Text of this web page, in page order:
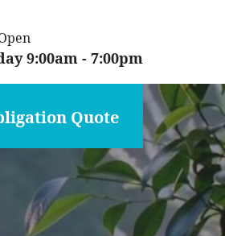
9:00am - 7:00pm
Quote